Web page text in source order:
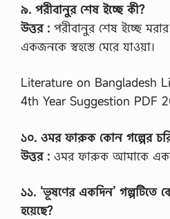
৯. পরীবানুর শেষ ইচ্ছে কী?
উত্তর : পরীবানুর শেষ ইচ্ছে
একজনকে স্বহস্তে মেরে যাওয়া।
Literature on Bangladesh
4th Year Suggestion PDF
১০. ওমর ফারুক কোন গল্পের
উত্তর : ওমর ফারুক আমাকে
১১. ‘ভূষণের একদিন’ গল্পটিতে
হয়েছে?